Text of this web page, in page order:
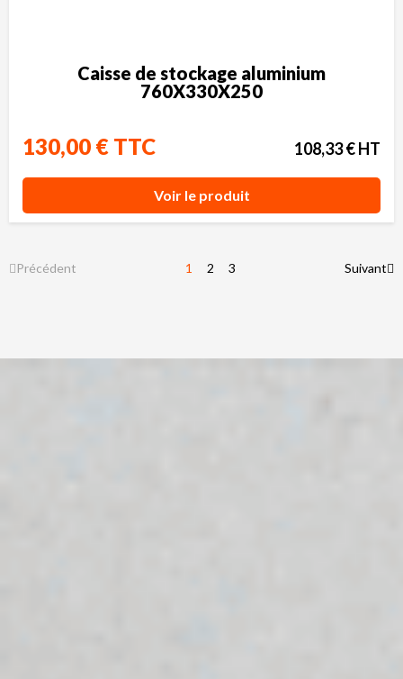
Caisse de stockage aluminium
760X330X250
130,00 € TTC 108,33 € HT
Voir le produit
Précédent 1 2 3 Suivant